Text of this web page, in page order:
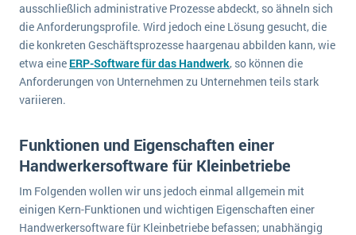
ausschließlich administrative Prozesse abdeckt, so ähneln sich
die Anforderungsprofile. Wird jedoch eine Lösung gesucht, die
die konkreten Geschäftsprozesse haargenau abbilden kann, wie
etwa eine ERP-Software für das Handwerk, so können die
Anforderungen von Unternehmen zu Unternehmen teils stark
variieren.
Funktionen und Eigenschaften einer
Handwerkersoftware für Kleinbetriebe
Im Folgenden wollen wir uns jedoch einmal allgemein mit
einigen Kern-Funktionen und wichtigen Eigenschaften einer
Handwerkersoftware für Kleinbetriebe befassen; unabhängig